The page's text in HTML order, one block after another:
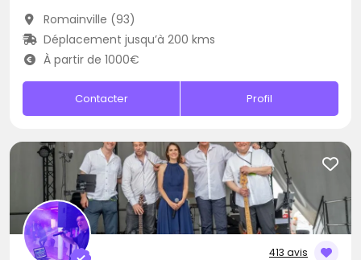
Romainville (93)
Déplacement jusqu’à 200 kms
À partir de 1000€
Contacter Profil
413 avis